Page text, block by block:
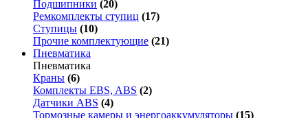
Подшипники (20)
Ремкомплекты ступиц (17)
Ступицы (10)
Прочие комплектующие (21)
Пневматика
Пневматика
Краны (6)
Комплекты EBS, ABS (2)
Датчики ABS (4)
Тормозные камеры и энергоаккумуляторы (15)